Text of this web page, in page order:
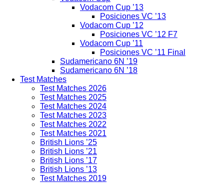
Vodacom Cup ’13
Posiciones VC ’13
Vodacom Cup ’12
Posiciones VC ’12 F7
Vodacom Cup ’11
Posiciones VC ’11 Final
Sudamericano 6N ’19
Sudamericano 6N ’18
Test Matches
Test Matches 2026
Test Matches 2025
Test Matches 2024
Test Matches 2023
Test Matches 2022
Test Matches 2021
British Lions ’25
British Lions ’21
British Lions ’17
British Lions ’13
Test Matches 2019